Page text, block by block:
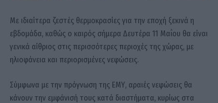
Με ιδιαίτερα ζεστές θερμοκρασίες για την εποχή ξεκινά η
εβδομάδα, καθώς ο καιρός σήμερα Δευτέρα 11 Μαΐου θα είναι
γενικά αίθριος στις περισσότερες περιοχές της χώρας, με
ηλιοφάνεια και περιορισμένες νεφώσεις.
Σύμφωνα με την πρόγνωση της ΕΜΥ, αραιές νεφώσεις θα
κάνουν την εμφάνισή τους κατά διαστήματα, κυρίως στα